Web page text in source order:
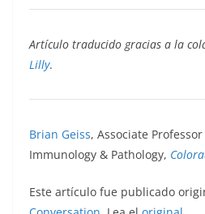
Artículo traducido gracias a la
Lilly.
Brian Geiss, Associate
Immunology & Pathology,
Este artículo fue publicado